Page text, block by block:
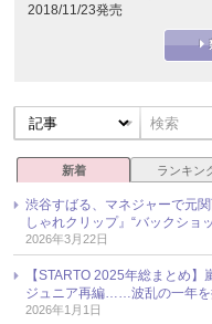
2018/11/23発売
新着 ランキン
渋谷すばる、マネジャーで元
しゃれクリップ』“バックショ
2026年3月22日
【STARTO 2025年総まとめ】
ジュニア再編……波乱の一年を
2026年1月1日